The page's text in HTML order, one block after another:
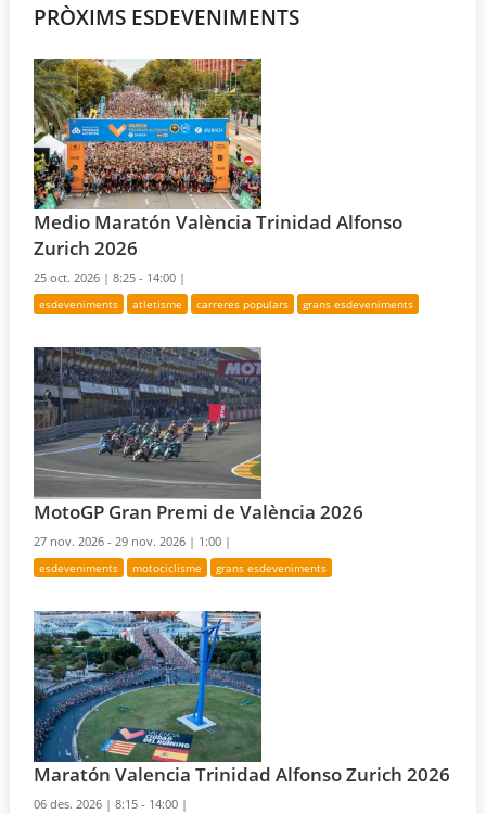
PRÒXIMS ESDEVENIMENTS
Medio Maratón València Trinidad Alfonso
Zurich 2026
25 oct. 2026 |8:25 - 14:00 |
esdeveniments atletisme carreres populars grans esdeveniments
MotoGP Gran Premi de València 2026
27 nov. 2026 - 29 nov. 2026 | 1:00 |
esdeveniments motociclisme grans esdeveniments
Maratón Valencia Trinidad Alfonso Zurich 2026
06 des. 2026 |8:15 - 14:00 |